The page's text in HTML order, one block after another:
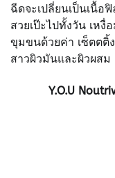
ฉีดจะเปลี่ยนเป็นเนื้อ
สวยเป๊ะไปทั้งวัน เห
ขุมขนด้วยค่า เซ็ตตติ้
สาวผิวมันและผิวผสม
Y.O.U